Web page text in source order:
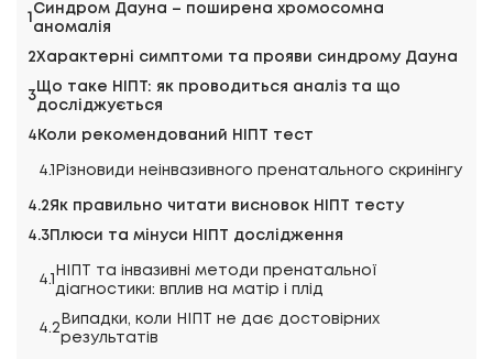
Синдром Дауна – поширена хромосомна
аномалія
Характерні симптоми та прояви синдрому Дауна
Що таке НІПТ: як проводиться аналіз та що
досліджується
Коли рекомендований НІПТ тест
Різновиди неінвазивного пренатального скринінгу
Як правильно читати висновок НІПТ тесту
Плюси та мінуси НІПТ дослідження
НІПТ та інвазивні методи пренатальної
діагностики: вплив на матір і плід
Випадки, коли НІПТ не дає достовірних
результатів